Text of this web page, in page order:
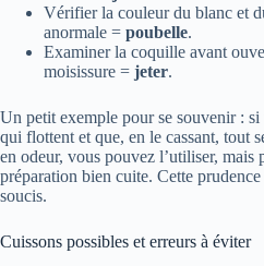
Vérifier la couleur du blanc et
anormale = poubelle.
Examiner la coquille avant
moisissure = jeter.
Un petit exemple pour se souvenir :
qui flottent et que, en le cassant, tout
en odeur, vous pouvez l’utiliser, mais
préparation bien cuite. Cette
soucis.
Cuissons possibles et erreurs à éviter